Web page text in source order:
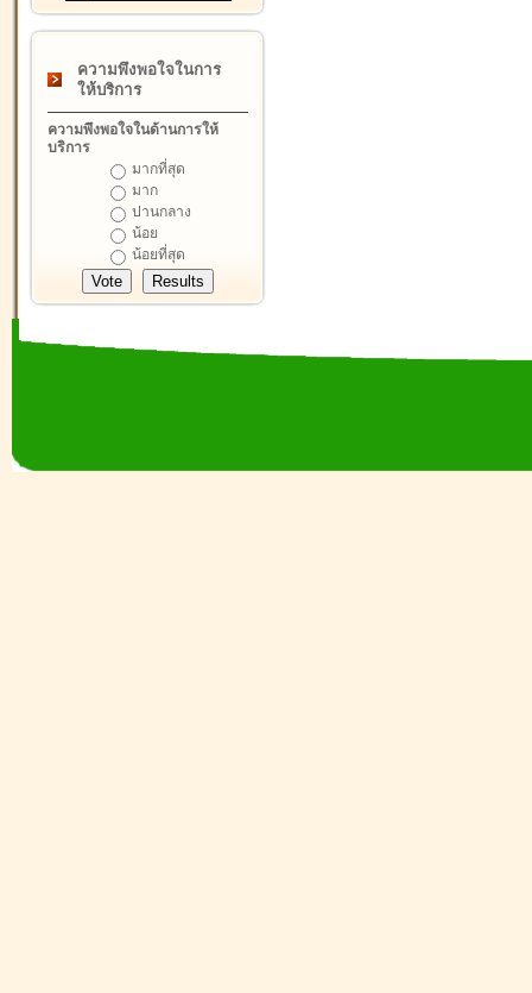
ความพึงพอใจในการ
ให้บริการ
ความพึงพอใจในด้านการให้
บริการ
มากที่สุด
มาก
ปานกลาง
น้อย
น้อยที่สุด